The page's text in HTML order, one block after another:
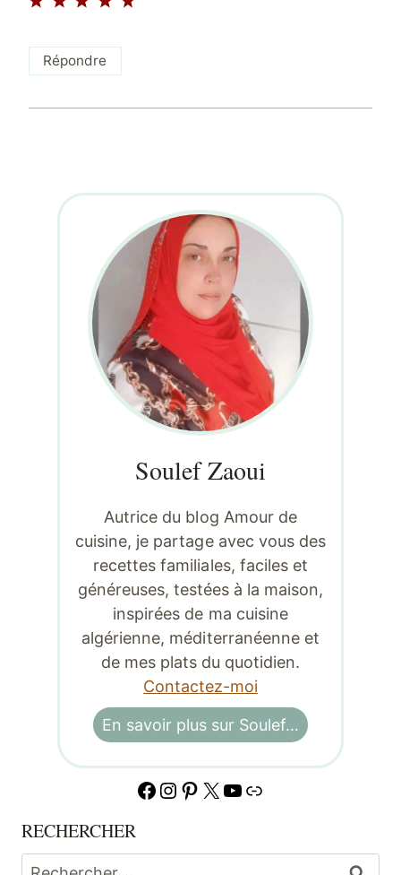
Répondre
Soulef Zaoui
Autrice du blog Amour de
cuisine, je partage avec vous des
recettes familiales, faciles et
généreuses, testées à la maison,
inspirées de ma cuisine
algérienne, méditerranéenne et
de mes plats du quotidien.
Contactez-moi
En savoir plus sur Soulef…
Facebook
Instagram
Pinterest
X YouTube
Lien
RECHERCHER
Rechercher :